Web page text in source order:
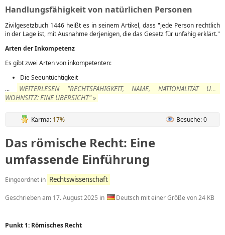
Handlungsfähigkeit von natürlichen Personen
Zivilgesetzbuch 1446 heißt es in seinem Artikel, dass "jede Person rechtlich
in der Lage ist, mit Ausnahme derjenigen, die das Gesetz für unfähig erklärt."
Arten der Inkompetenz
Es gibt zwei Arten von inkompetenten:
Die Seeuntüchtigkeit
...
WEITERLESEN "RECHTSFÄHIGKEIT, NAME, NATIONALITÄT UND
WOHNSITZ: EINE ÜBERSICHT" »
Karma: 17% Besuche: 0
Das römische Recht: Eine
umfassende Einführung
Eingeordnet in Rechtswissenschaft
Geschrieben am 17. August 2025 in Deutsch mit einer Größe von 24 KB
Punkt 1: Römisches Recht